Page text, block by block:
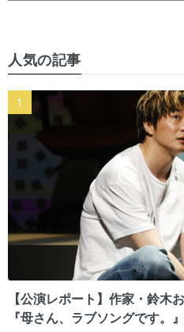
人気の記事
【公演レポート】作家・鈴木
『母さん、ラブソングです。』